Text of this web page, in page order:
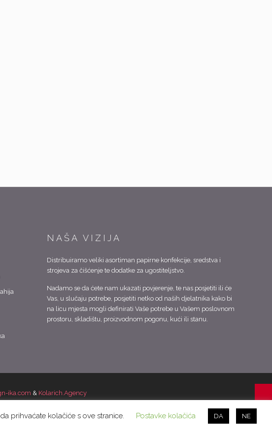
NAŠA VIZIJA
Distribuiramo veliki asortiman papirne konfekcije, sredstva i
strojeva za čišćenje te dodatke za ugostiteljstvo.
Nadamo se da ćete nam ukazati povjerenje, te nas posjetiti ili će
Vas, u slučaju potrebe, posjetiti netko od naših djelatnika kako bi
na licu mjesta mogli definirati Vaše potrebe u Vašem poslovnom
prostoru, skladištu, proizvodnom pogonu, kući ili stanu.
ika.com & Kolarich.Agency
prihvaćate kolačiće s ove stranice. Postavke kolačića DA NE